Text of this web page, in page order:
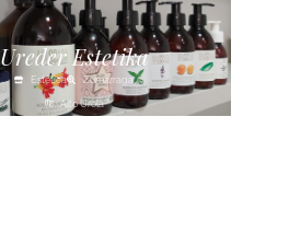
Ureder Estetika
Estética Zumarraga
Alto Urola